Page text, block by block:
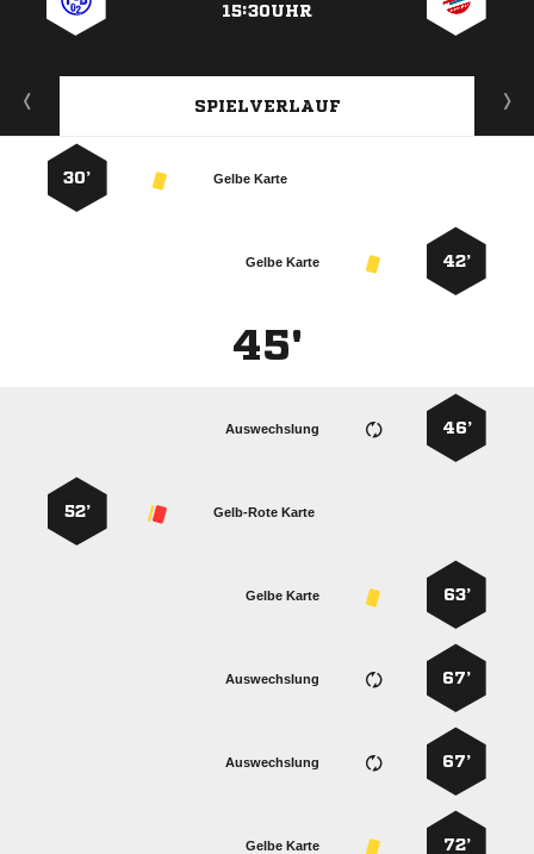
15:30UHR
SPIELVERLAUF
Gelbe Karte
30’
42’
Gelbe Karte
45'
46’
Auswechslung
Gelb-Rote Karte
52’
63’
Gelbe Karte
67’
Auswechslung
67’
Auswechslung
72’
Gelbe Karte